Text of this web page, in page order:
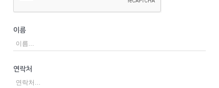
이름
연락처